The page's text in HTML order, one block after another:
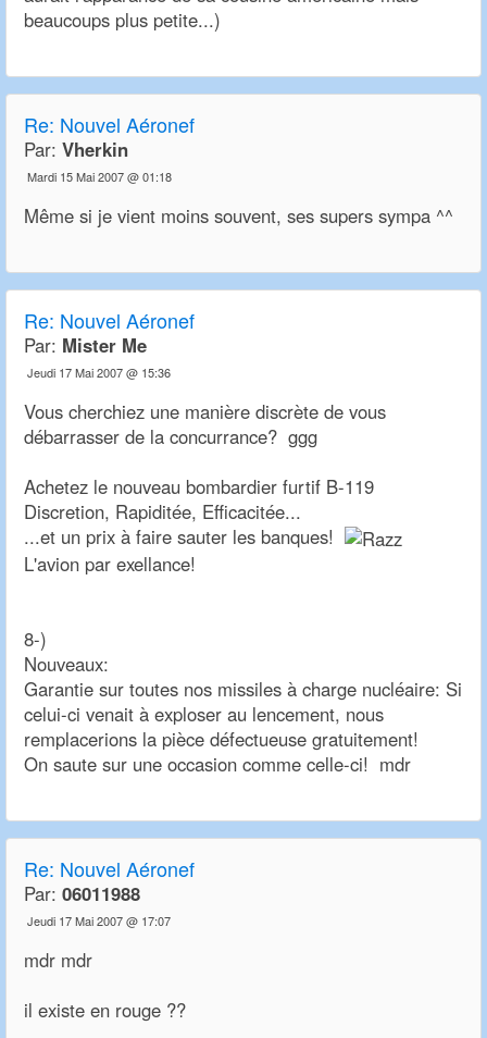
beaucoups plus petite...)
Re: Nouvel Aéronef
Par: Vherkin
Mardi 15 Mai 2007 @ 01:18
Même si je vient moins souvent, ses supers sympa ^^
Re: Nouvel Aéronef
Par: Mister Me
Jeudi 17 Mai 2007 @ 15:36
Vous cherchiez une manière discrète de vous
débarrasser de la concurrance? ggg
Achetez le nouveau bombardier furtif B-119
Discretion, Rapiditée, Efficacitée...
...et un prix à faire sauter les banques!
L'avion par exellance!
8-)
Nouveaux:
Garantie sur toutes nos missiles à charge nucléaire: Si
celui-ci venait à exploser au lencement, nous
remplacerions la pièce défectueuse gratuitement!
On saute sur une occasion comme celle-ci! mdr
Re: Nouvel Aéronef
Par: 06011988
Jeudi 17 Mai 2007 @ 17:07
mdr mdr
il existe en rouge ??